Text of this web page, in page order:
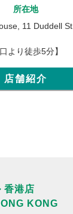
所在地
11 Duddell
より徒歩5分】
店舗紹介
香港店
KONG